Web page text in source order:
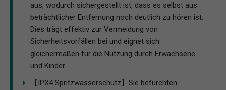
aus, wodurch sichergestellt ist, dass es selbst aus
beträchtlicher Entfernung noch deutlich zu hören ist.
Dies trägt effektiv zur Vermeidung von
Sicherheitsvorfällen bei und eignet sich
gleichermaßen für die Nutzung durch Erwachsene
und Kinder.
【IPX4 Spritzwasserschutz】Sie befürchten